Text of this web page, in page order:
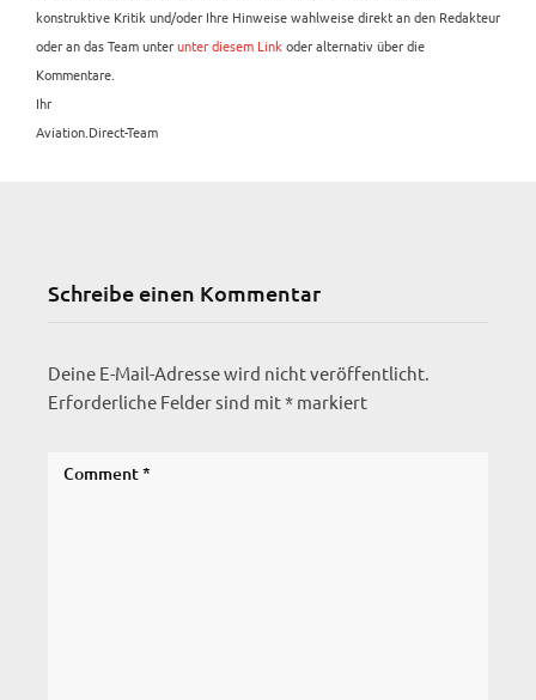
konstruktive Kritik und/oder Ihre Hinweise wahlweise direkt an den Redakteur
oder an das Team unterunter diesem Link oder alternativ über die
Kommentare.
Ihr
Aviation.Direct-Team
Schreibe einen Kommentar
Deine E-Mail-Adresse wird nicht veröffentlicht.
Erforderliche Felder sind mit* markiert